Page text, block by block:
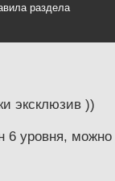
раздела
эксклюзив ))
6 уровня,